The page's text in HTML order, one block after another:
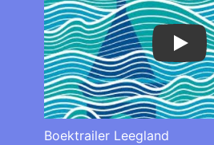
Play
Boektrailer Leegland